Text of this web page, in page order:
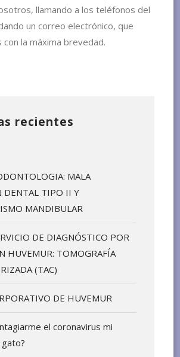
llamando a los teléfonos del
un correo electrónico, que
la máxima brevedad.
recientes
MALA
DENTAL TIPO II Y
MANDIBULAR
DE DIAGNÓSTICO POR
HUVEMUR: TOMOGRAFÍA
(TAC)
DE HUVEMUR
el coronavirus mi